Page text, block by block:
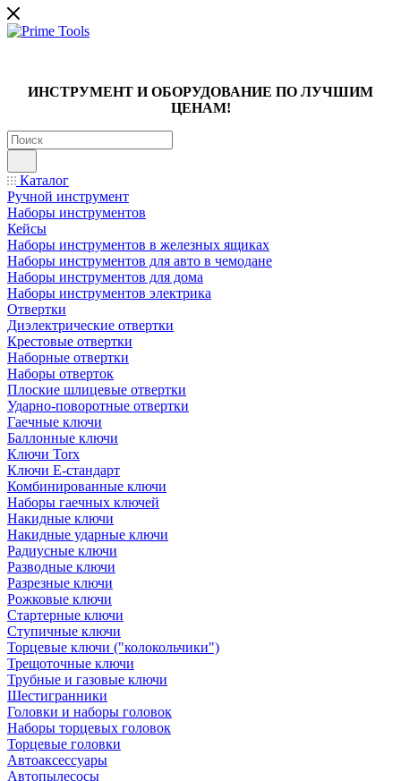
ИНСТРУМЕНТ И ОБОРУДОВАНИЕ ПО ЛУЧШИМ
ЦЕНАМ!
Каталог
Ручной инструмент
Наборы инструментов
Кейсы
Наборы инструментов в железных ящиках
Наборы инструментов для авто в чемодане
Наборы инструментов для дома
Наборы инструментов электрика
Отвертки
Диэлектрические отвертки
Крестовые отвертки
Наборные отвертки
Наборы отверток
Плоские шлицевые отвертки
Ударно-поворотные отвертки
Гаечные ключи
Баллонные ключи
Ключи Torx
Ключи Е-стандарт
Комбинированные ключи
Наборы гаечных ключей
Накидные ключи
Накидные ударные ключи
Радиусные ключи
Разводные ключи
Разрезные ключи
Рожковые ключи
Стартерные ключи
Ступичные ключи
Торцевые ключи ("колокольчики")
Трещоточные ключи
Трубные и газовые ключи
Шестигранники
Головки и наборы головок
Наборы торцевых головок
Торцевые головки
Автоаксессуары
Автопылесосы